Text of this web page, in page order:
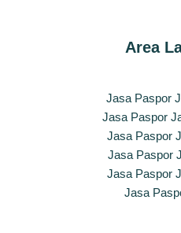
Area
Jasa Paspor
Jasa Paspor
Jasa Paspor
Jasa Paspor
Jasa Paspor
Jasa